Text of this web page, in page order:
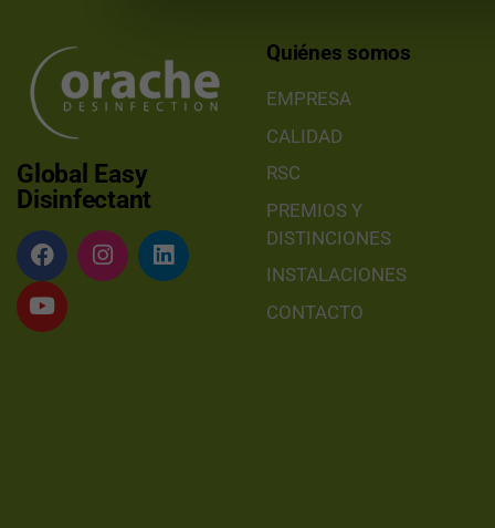
Global Easy
Disinfectant
Quiénes somos
EMPRESA
CALIDAD
RSC
PREMIOS Y
DISTINCIONES
INSTALACIONES
CONTACTO